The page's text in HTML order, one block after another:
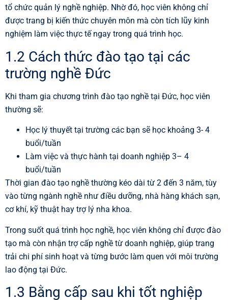
tổ chức quản lý nghề nghiệp. Nhờ đó, học viên không chỉ
được trang bị kiến thức chuyên môn mà còn tích lũy kinh
nghiệm làm việc thực tế ngay trong quá trình học.
1.2 Cách thức đào tạo tại các
trường nghề Đức
Khi tham gia chương trình đào tạo nghề tại Đức, học viên
thường sẽ:
Học lý thuyết tại trường các bạn sẽ học khoảng 3- 4
buổi/tuần
Làm việc và thực hành tại doanh nghiệp 3– 4
buổi/tuần
Thời gian đào tạo nghề thường kéo dài từ 2 đến 3 năm, tùy
vào từng ngành nghề như điều dưỡng, nhà hàng khách sạn,
cơ khí, kỹ thuật hay trợ lý nha khoa.
Trong suốt quá trình học nghề, học viên không chỉ được đào
tạo mà còn nhận trợ cấp nghề từ doanh nghiệp, giúp trang
trải chi phí sinh hoạt và từng bước làm quen với môi trường
lao động tại Đức.
1.3 Bằng cấp sau khi tốt nghiệp